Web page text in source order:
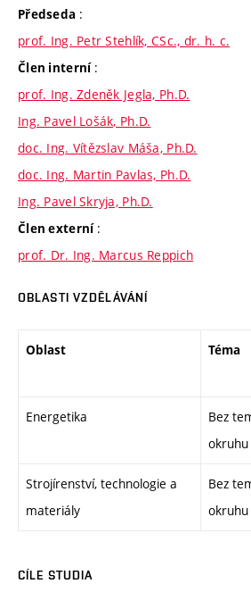
Předseda :
prof. Ing. Petr Stehlík, CSc., dr. h. c.
Člen interní :
prof. Ing. Zdeněk Jegla, Ph.D.
Ing. Pavel Lošák, Ph.D.
doc. Ing. Vítězslav Máša, Ph.D.
doc. Ing. Martin Pavlas, Ph.D.
Ing. Pavel Skryja, Ph.D.
Člen externí :
prof. Dr. Ing. Marcus Reppich
OBLASTI VZDĚLÁVÁNÍ
Oblast Téma
Energetika
Bez
okruhu
Strojírenství, technologie a
materiály
Bez
okruhu
CÍLE STUDIA